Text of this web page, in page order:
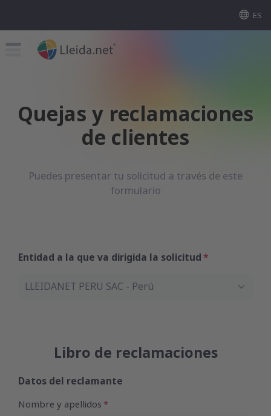
ES
Quejas y reclamaciones
de clientes
Puedes presentar tu solicitud a través de este
formulario
Entidad a la que va dirigida la solicitud
LLEIDANET PERU SAC - Perú
Libro de reclamaciones
Datos del reclamante
Nombre y apellidos